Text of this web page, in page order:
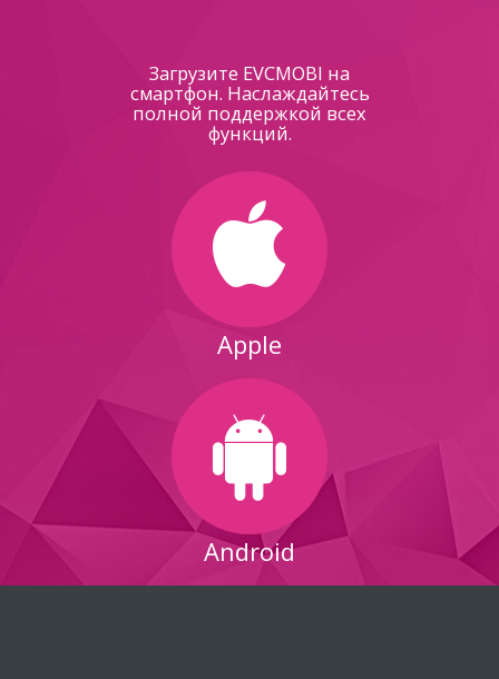
Загрузите EVCMOBI на
смартфон. Наслаждайтесь
полной поддержкой всех
функций.
Apple
Android